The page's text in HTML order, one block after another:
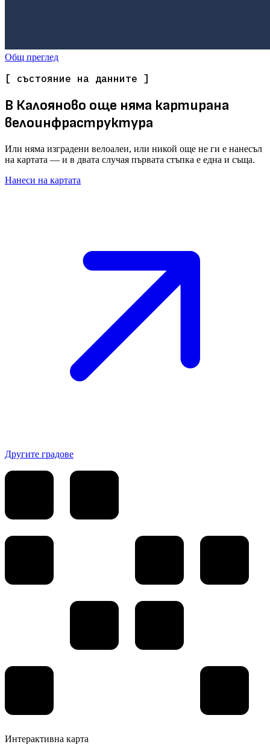
Общ преглед
[ състояние на данните ]
В Калояново още няма картирана
велоинфраструктура
Или няма изградени велоалеи, или никой още не ги е нанесъл
на картата — и в двата случая първата стъпка е една и съща.
Нанеси на картата
Другите градове
Интерактивна карта